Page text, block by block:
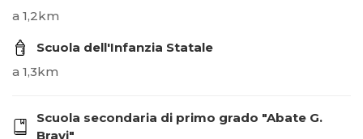
a 1,2km
Scuola dell'Infanzia Statale
a 1,3km
Scuola secondaria di primo grado "Abate G.
Bravi"